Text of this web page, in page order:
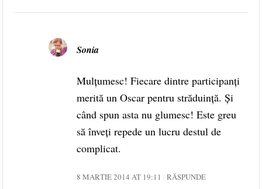
Sonia
Mulțumesc! Fiecare dintre participanți
merită un Oscar pentru străduință. Și
când spun asta nu glumesc! Este greu
să înveți repede un lucru destul de
complicat.
8 MARTIE 2014 AT 19:11 RĂSPUNDE